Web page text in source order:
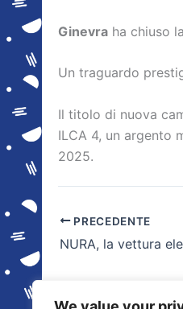
Ginevra ha chiuso
Un traguardo
Il titolo di nuova
ILCA 4, un argento
2025.
PRECEDENTE
NURA, la vettura